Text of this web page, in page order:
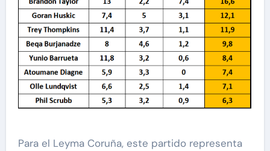
Para el Leyma Coruña, este partido representa